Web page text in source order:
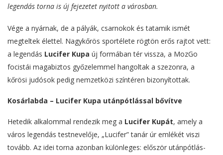
legendás torna is új fejezetet nyitott a városban.
Vége a nyárnak, de a pályák, csarnokok és tatamik ismét
megteltek élettel. Nagykőrös sportélete rögtön erős rajtot vett:
a legendás Lucifer Kupa új formában tér vissza, a MozGo
focistái magabiztos győzelemmel hangoltak a szezonra, a
kőrösi judósok pedig nemzetközi színtéren bizonyítottak.
Kosárlabda – Lucifer Kupa utánpótlással bővítve
Hetedik alkalommal rendezik meg a Lucifer Kupát, amely a
város legendás testnevelője, „Lucifer” tanár úr emlékét viszi
tovább. Az idei torna azonban különleges: először utánpótlás-